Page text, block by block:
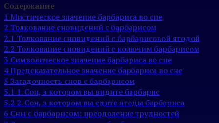
Содержание
1 Мистическое значение барбариса во сне
2 Толкование сновидений с барбарисом
2.1 Толкование сновидений с барбарисовой ягодой
2.2 Толкование сновидений с колючим барбарисом
3 Символическое значение барбариса во сне
4Предсказательное значение барбариса во сне
5 Загадочность снов с барбарисом
5.1 1. Сон, в котором вы видите барбарис
5.2 2. Сон, в котором вы едите ягоды барбариса
6 Сны с барбарисом: преодоление трудностей